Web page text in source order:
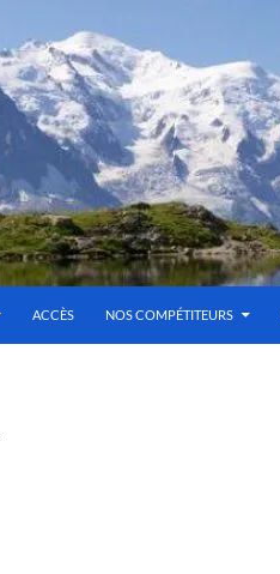
ACCÈS NOS COMPÉTITEURS